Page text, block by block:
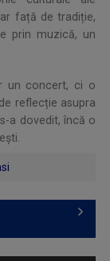
față de tradiție,
prin muzică, un
un concert, ci o
reflecție asupra
a dovedit, încă o